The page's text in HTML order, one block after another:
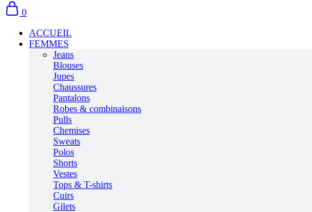
0
ACCUEIL
FEMMES
Jeans
Blouses
Jupes
Chaussures
Pantalons
Robes & combinaisons
Pulls
Chemises
Sweats
Polos
Shorts
Vestes
Tops & T-shirts
Cuirs
Gilets